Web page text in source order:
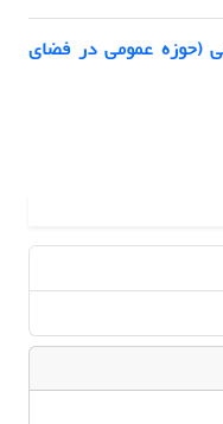
(حوزه عمومی در فضای